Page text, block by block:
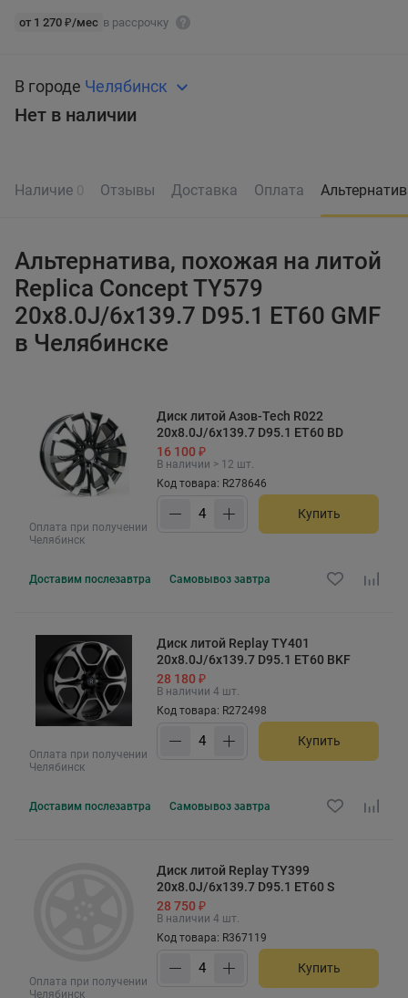
от 1 270 ₽/мес в рассрочку
В городе Челябинск
Нет в наличии
Наличие 0 Отзывы Доставка Оплата
Альтернатива, похожая на литой
Replica Concept TY579
20x8.0J/6x139.7 D95.1 ET60 GMF
в Челябинске
Оплата при получении
Челябинск
Диск литой Азов-Tech R022
20x8.0J/6x139.7 D95.1 ET60 BD
16 100 ₽
В наличии > 12 шт.
Код товара: R278646
Купить
Доставим послезавтра Самовывоз завтра
Оплата при получении
Челябинск
Диск литой Replay TY401
20x8.0J/6x139.7 D95.1 ET60 BKF
28 180 ₽
В наличии 4 шт.
Код товара: R272498
Купить
Доставим послезавтра Самовывоз завтра
Оплата при получении
Челябинск
Диск литой Replay TY399
20x8.0J/6x139.7 D95.1 ET60 S
28 750 ₽
В наличии 4 шт.
Код товара: R367119
Купить